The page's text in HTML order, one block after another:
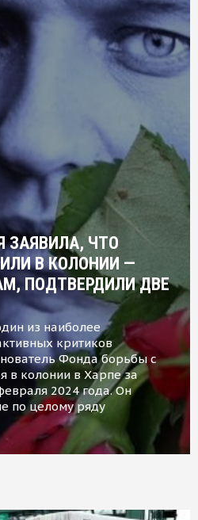
ЗАЯВИЛА, ЧТО
В КОЛОНИИ —
ПОДТВЕРДИЛИ ДВЕ
из наиболее
критиков
Фонда борьбы с
в колонии в Харпе за
2024 года. Он
по целому ряду